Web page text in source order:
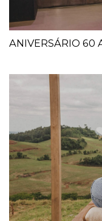
ANIVERSÁRIO 60